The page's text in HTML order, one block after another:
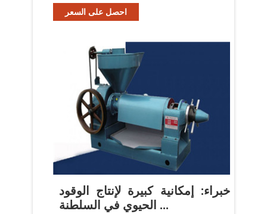
احصل على السعر
خبراء: إمكانية كبيرة لإنتاج الوقود
الحيوي في السلطنة ...